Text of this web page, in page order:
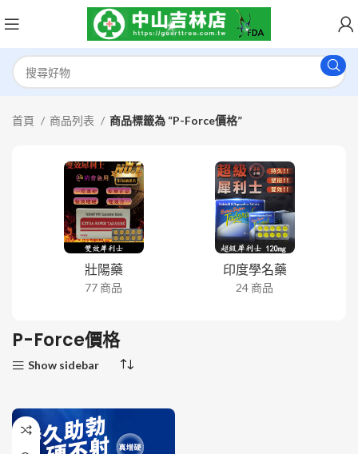
首頁 商品列表 商品標籤為 “P-Force價格”
壯陽藥
77 商品
印度學名藥
24 商品
P-Force價格
Show sidebar